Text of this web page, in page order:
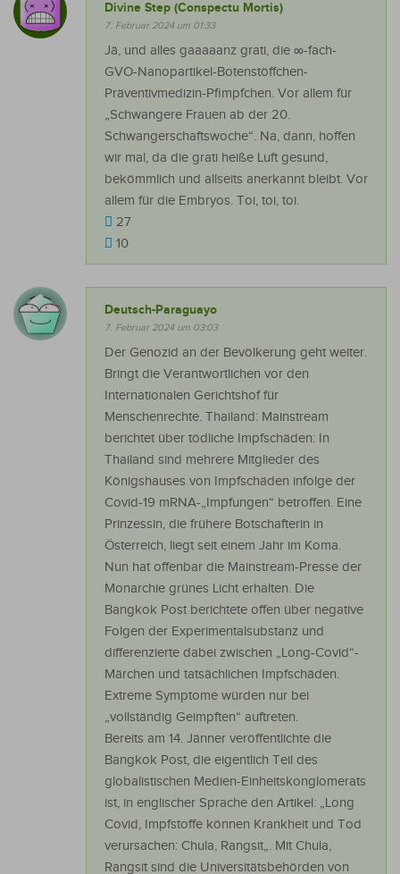
Divine Step (Conspectu Mortis)
7. Februar 2024 um 01:33
Jä, und alles gaaaaanz grati, die ∞-fach-
GVO-Nanopartikel-Botenstöffchen-
Präventivmedizin-Pfimpfchen. Vor allem für
„Schwangere Frauen ab der 20.
Schwangerschaftswoche“. Na, dann, hoffen
wir mal, da die grati heiße Luft gesund,
bekömmlich und allseits anerkannt bleibt. Vor
allem für die Embryos. Toi, toi, toi.
27
10
Deutsch-Paraguayo
7. Februar 2024 um 03:03
Der Genozid an der Bevölkerung geht weiter.
Bringt die Verantwortlichen vor den
Internationalen Gerichtshof für
Menschenrechte. Thailand: Mainstream
berichtet über tödliche Impfschäden: In
Thailand sind mehrere Mitglieder des
Königshauses von Impfschäden infolge der
Covid-19 mRNA-„Impfungen“ betroffen. Eine
Prinzessin, die frühere Botschafterin in
Österreich, liegt seit einem Jahr im Koma.
Nun hat offenbar die Mainstream-Presse der
Monarchie grünes Licht erhalten. Die
Bangkok Post berichtete offen über negative
Folgen der Experimentalsubstanz und
differenzierte dabei zwischen „Long-Covid“-
Märchen und tatsächlichen Impfschäden.
Extreme Symptome würden nur bei
„vollständig Geimpften“ auftreten.
Bereits am 14. Jänner veröffentlichte die
Bangkok Post, die eigentlich Teil des
globalistischen Medien-Einheitskonglomerats
ist, in englischer Sprache den Artikel: „Long
Covid, Impfstoffe können Krankheit und Tod
verursachen: Chula, Rangsit„. Mit Chula,
Rangsit sind die Universitätsbehörden von